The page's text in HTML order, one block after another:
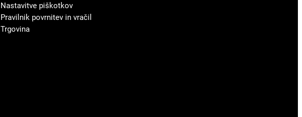
Nastavitve piškotkov
Pravilnik povrnitev in vračil
Trgovina